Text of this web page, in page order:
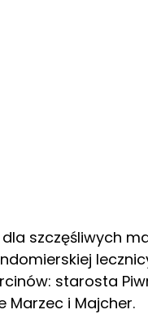
szczęśliwych
starosta
Marzec i Majcher.